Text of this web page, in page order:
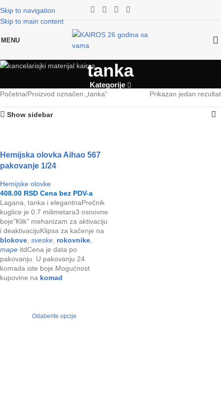
Skip to navigation
Skip to main content
MENU
tanka
Kategorije
Početna Proizvod označen „tanka“ Prikazan jedan rezultat
Show sidebar
Hemijska olovka Aihao 567
pakovanje 1/24
Hemijske olovke
408.00 RSD Cena bez PDV-a
Lagana, tanka i elegantnaPrečnik
kuglice je 0.7 milimetara3 osnovne
boje"Klik" mehanizam za aktivaciju
i deaktivacijuKlipsa za kačenje na
blokove sveske rokovnike
mape itdCena je data po
pakovanju. U pakovanju 24
komada iste boje.Mogućnost
kupovine na komad
Odaberite opcije